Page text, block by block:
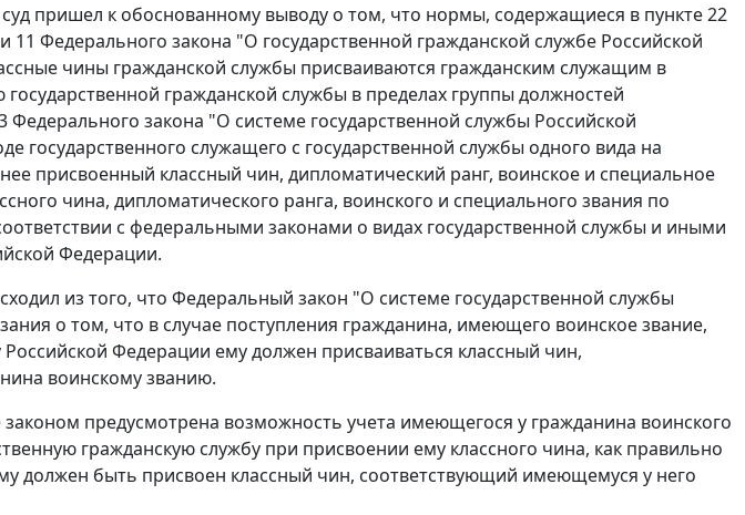
пришел к обоснованному выводу о том, что нормы, содержащиеся в пункте 22
11 Федерального закона "О государственной гражданской службе Российской
чины гражданской службы присваиваются гражданским служащим в
гражданской службы в пределах группы должностей
Федерального закона "О системе государственной службы Российской
государственного служащего с государственной службы одного вида на
присвоенный классный чин, дипломатический ранг, воинское и специальное
чина, дипломатического ранга, воинского и специального звания по
с федеральными законами о видах государственной службы и иными
Федерации.
из того, что Федеральный закон "О системе государственной службы
о том, что в случае поступления гражданина, имеющего воинское звание,
Федерации ему должен присваиваться классный чин,
воинскому званию.
предусмотрена возможность учета имеющегося у гражданина воинского
гражданскую службу при присвоении ему классного чина, как правильно
должен быть присвоен классный чин, соответствующий имеющемуся у него